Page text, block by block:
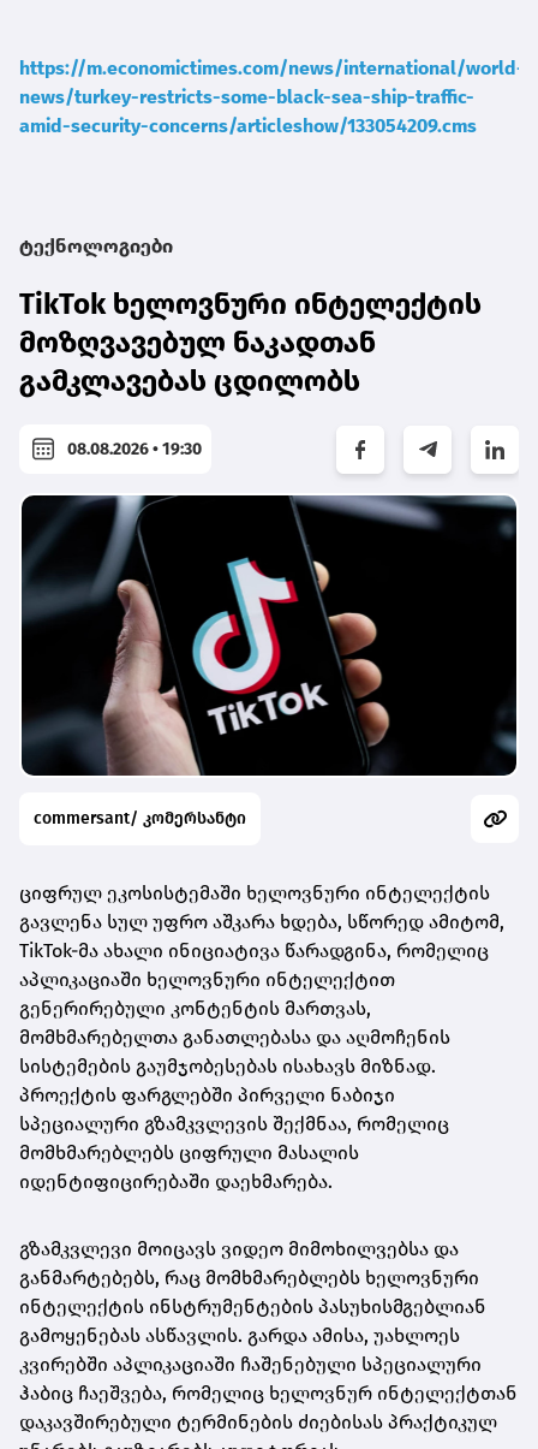
https://m.economictimes.com/news/international/world-
news/turkey-restricts-some-black-sea-ship-traffic-
amid-security-concerns/articleshow/133054209.cms
ტექნოლოგიები
TikTok ხელოვნური ინტელექტის
მოზღვავებულ ნაკადთან
გამკლავებას ცდილობს
08.08.2026 • 19:30
commersant/ კომერსანტი
ციფრულ ეკოსისტემაში ხელოვნური ინტელექტის
გავლენა სულ უფრო აშკარა ხდება, სწორედ ამიტომ,
TikTok-მა ახალი ინიციატივა წარადგინა, რომელიც
აპლიკაციაში ხელოვნური ინტელექტით
გენერირებული კონტენტის მართვას,
მომხმარებელთა განათლებასა და აღმოჩენის
სისტემების გაუმჯობესებას ისახავს მიზნად.
პროექტის ფარგლებში პირველი ნაბიჯი
სპეციალური გზამკვლევის შექმნაა, რომელიც
მომხმარებლებს ციფრული მასალის
იდენტიფიცირებაში დაეხმარება.
გზამკვლევი მოიცავს ვიდეო მიმოხილვებსა და
განმარტებებს, რაც მომხმარებლებს ხელოვნური
ინტელექტის ინსტრუმენტების პასუხისმგებლიან
გამოყენებას ასწავლის. გარდა ამისა, უახლოეს
კვირებში აპლიკაციაში ჩაშენებული სპეციალური
ჰაბიც ჩაეშვება, რომელიც ხელოვნურ ინტელექტთან
დაკავშირებული ტერმინების ძიებისას პრაქტიკულ